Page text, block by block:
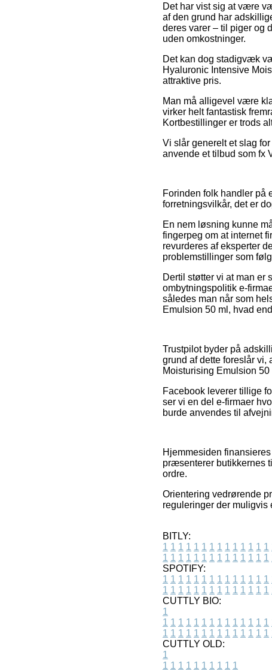
Det har vist sig at være
af den grund har
deres varer – til piger og
uden omkostninger.
Det kan dog stadigvæk
Hyaluronic Intensive
attraktive pris.
Man må alligevel være
virker helt fantastisk
Kortbestillinger er trods
Vi slår generelt et slag
anvende et tilbud som fx
Forinden folk handler på
forretningsvilkår, det er
En nem løsning kunne
fingerpeg om at internet
revurderes af eksperter
problemstillinger som
Dertil støtter vi at man er
ombytningspolitik e-
således man når som
Emulsion 50 ml, hvad
Trustpilot byder på
grund af dette foreslår vi,
Moisturising Emulsion
Facebook leverer tillige
ser vi en del e-firmaer
burde anvendes til
Hjemmesiden
præsenterer butikkernes
ordre.
Orientering vedrørende
reguleringer der muligvis
BITLY:
1 1 1 1 1 1 1 1 1 1 1 1 1 1
1 1 1 1 1 1 1 1 1 1 1 1 1 1
SPOTIFY:
1 1 1 1 1 1 1 1 1 1 1 1 1 1
1 1 1 1 1 1 1 1 1 1 1 1 1 1
CUTTLY BIO:
1
1 1 1 1 1 1 1 1 1 1 1 1 1 1
1 1 1 1 1 1 1 1 1 1 1 1 1 1
CUTTLY OLD:
1
1 1 1 1 1 1 1 1 1 1